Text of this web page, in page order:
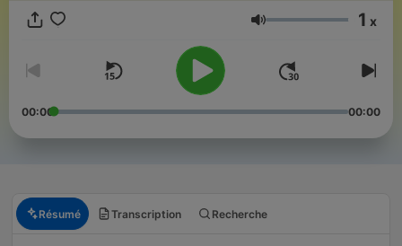
Volume 1 x
00:00 00:00
Résumé Transcription Recherche